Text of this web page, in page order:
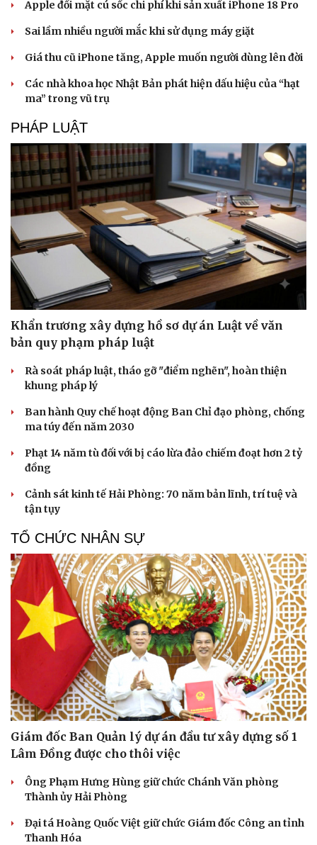
Du lịch
Tư vấn
Săn Tour
check-in
Podcast
Câu chuyện thời sự
Đọc truyện đêm khuya
Cửa sổ tình yêu
Kể chuyện cho bé
Apple đối mặt cú sốc chi phí khi sản xuất iPhone 18 Pro
Sai lầm nhiều người mắc khi sử dụng máy giặt
Giá thu cũ iPhone tăng, Apple muốn người dùng lên đời
Các nhà khoa học Nhật Bản phát hiện dấu hiệu của “hạt
ma” trong vũ trụ
PHÁP LUẬT
Khẩn trương xây dựng hồ sơ dự án Luật về văn
bản quy phạm pháp luật
Rà soát pháp luật, tháo gỡ "điểm nghẽn", hoàn thiện
khung pháp lý
Ban hành Quy chế hoạt động Ban Chỉ đạo phòng, chống
ma túy đến năm 2030
Phạt 14 năm tù đối với bị cáo lừa đảo chiếm đoạt hơn 2 tỷ
đồng
Cảnh sát kinh tế Hải Phòng: 70 năm bản lĩnh, trí tuệ và
tận tụy
TỔ CHỨC NHÂN SỰ
Giám đốc Ban Quản lý dự án đầu tư xây dựng số 1
Lâm Đồng được cho thôi việc
Ông Phạm Hưng Hùng giữ chức Chánh Văn phòng
Thành ủy Hải Phòng
Đại tá Hoàng Quốc Việt giữ chức Giám đốc Công an tỉnh
Thanh Hóa